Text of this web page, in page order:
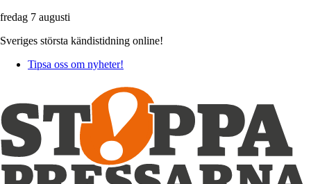
fredag 7 augusti
Sveriges största kändistidning online!
Tipsa oss om nyheter!